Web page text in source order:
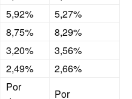
5,92%
5,27%
8,75%
8,29%
3,20%
3,56%
2,49% 2,66%
Por
Por